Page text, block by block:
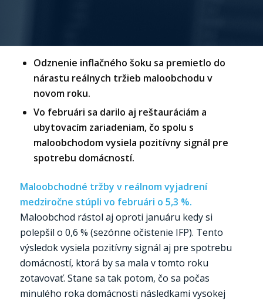
Odznenie inflačného šoku sa premietlo do
nárastu reálnych tržieb maloobchodu v
novom roku.
Vo februári sa darilo aj reštauráciám a
ubytovacím zariadeniam, čo spolu s
maloobchodom vysiela pozitívny signál pre
spotrebu domácností.
Maloobchodné tržby v reálnom vyjadrení
medziročne stúpli vo februári o 5,3 %.
Maloobchod rástol aj oproti januáru kedy si
polepšil o 0,6 % (sezónne očistenie IFP). Tento
výsledok vysiela pozitívny signál aj pre spotrebu
domácností, ktorá by sa mala v tomto roku
zotavovať. Stane sa tak potom, čo sa počas
minulého roka domácnosti následkami vysokej